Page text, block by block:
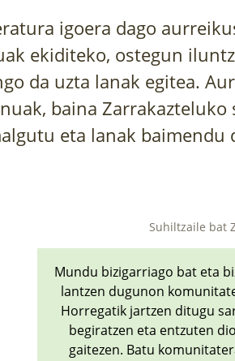
igoera dago
ekiditeko, ostegun
da uzta lanak egitea.
baina
eta lanak baimendu
Suhiltzaile bat
Mundu bizigarriago bat eta
lantzen dugunon
Horregatik jartzen ditugu
begiratzen eta entzuten
gaitezen. Batu